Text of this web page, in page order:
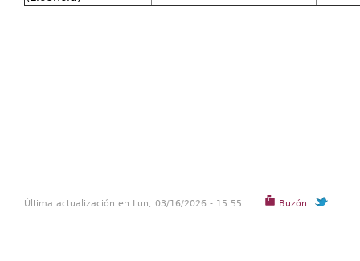
Buzón
Última actualización en Lun, 03/16/2026 - 15:55